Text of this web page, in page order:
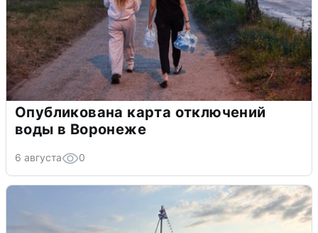
Опубликована карта отключений
воды в Воронеже
6 августа 0